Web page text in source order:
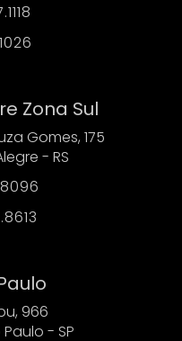
Zona Sul
Gomes, 175
- RS
966
- SP